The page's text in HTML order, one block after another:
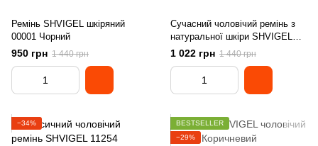
Ремінь SHVIGEL шкіряний
00001 Чорний
950 грн 1 440 грн
Сучасний чоловічий ремінь з
натуральної шкіри SHVIGEL
13785
1 022 грн 1 440 грн
−34%
BESTSELLER
−29%